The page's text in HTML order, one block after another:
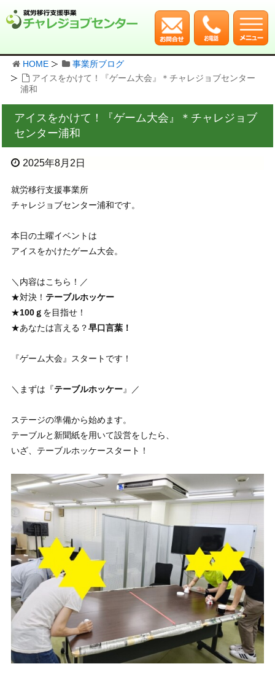
HOME
事業所ブログ
アイスをかけて！『ゲーム大会』＊チャレジョブセンター
浦和
アイスをかけて！『ゲーム大会』＊チャレジョブ
センター浦和
2025年8月2日
就労移行支援事業所
チャレジョブセンター浦和です。
本日の土曜イベントは
アイスをかけたゲーム大会。
＼内容はこちら！／
★対決！ テーブルホッケー
★100ｇ を目指せ！
★あなたは言える？早口言葉！
『ゲーム大会』スタートです！
＼まずは『テーブルホッケー』／
ステージの準備から始めます。
テーブルと新聞紙を用いて設営をしたら、
いざ、テーブルホッケースタート！